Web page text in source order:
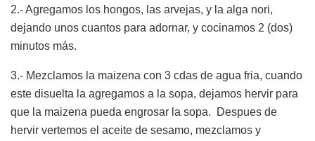
2.- Agregamos los hongos, las arvejas, y la alga nori,
dejando unos cuantos para adornar, y cocinamos 2 (dos)
minutos más.
3.- Mezclamos la maizena con 3 cdas de agua fria, cuando
este disuelta la agregamos a la sopa, dejamos hervir para
que la maizena pueda engrosar la sopa. Despues de
hervir vertemos el aceite de sesamo, mezclamos y